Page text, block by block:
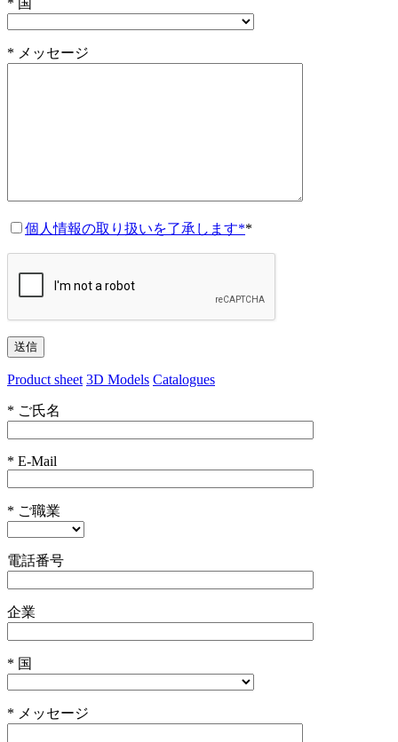
* 国
* メッセージ
個人情報の取り扱いを了承します**
Product sheet 3D Models Catalogues
* ご氏名
* E-Mail
* ご職業
電話番号
企業
* 国
* メッセージ